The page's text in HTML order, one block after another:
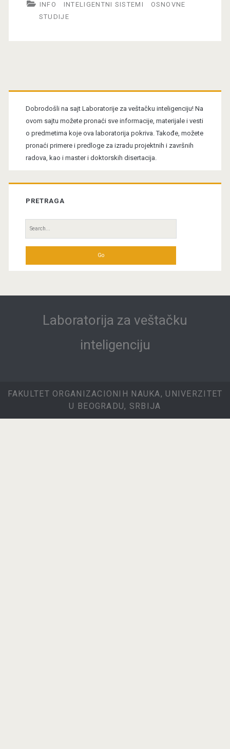
INFO INTELIGENTNI SISTEMI
OSNOVNE
STUDIJE
Primary
Sidebar
Dobrodošli na sajt Laboratorije za veštačku inteligenciju! Na
ovom sajtu možete pronaći sve informacije, materijale i vesti
o predmetima koje ova laboratorija pokriva. Takođe, možete
pronaći primere i predloge za izradu projektnih i završnih
radova, kao i master i doktorskih disertacija.
PRETRAGA
Search
for:
Laboratorija za veštačku
inteligenciju
FAKULTET ORGANIZACIONIH NAUKA, UNIVERZITET
U BEOGRADU, SRBIJA